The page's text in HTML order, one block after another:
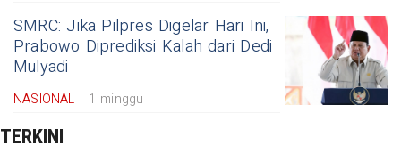
SMRC: Jika Pilpres Digelar Hari Ini,
Prabowo Diprediksi Kalah dari Dedi
Mulyadi
NASIONAL 1 minggu
TERKINI